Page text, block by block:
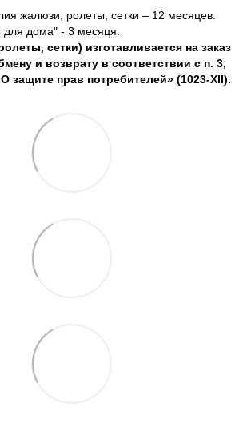
жалюзи, ролеты, сетки – 12 месяцев.
для дома" - 3 месяця.
сетки) изготавливается на заказ
и возврату в соответствии с п. 3,
защите прав потребителей» (1023-XII).